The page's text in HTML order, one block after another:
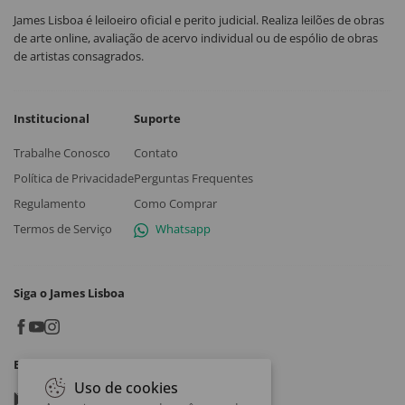
James Lisboa é leiloeiro oficial e perito judicial. Realiza leilões de obras
de arte online, avaliação de acervo individual ou de espólio de obras
de artistas consagrados.
Institucional
Trabalhe Conosco
Política de Privacidade
Regulamento
Termos de Serviço
Suporte
Contato
Perguntas Frequentes
Como Comprar
Whatsapp
Siga o James Lisboa
Baixe o App
Google play
Uso de cookies